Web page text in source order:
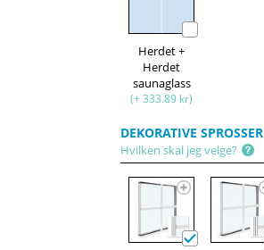
Herdet +
Herdet
saunaglass
(+ 333.89 kr)
DEKORATIVE SPROSSER
Hvilken skal jeg velge?